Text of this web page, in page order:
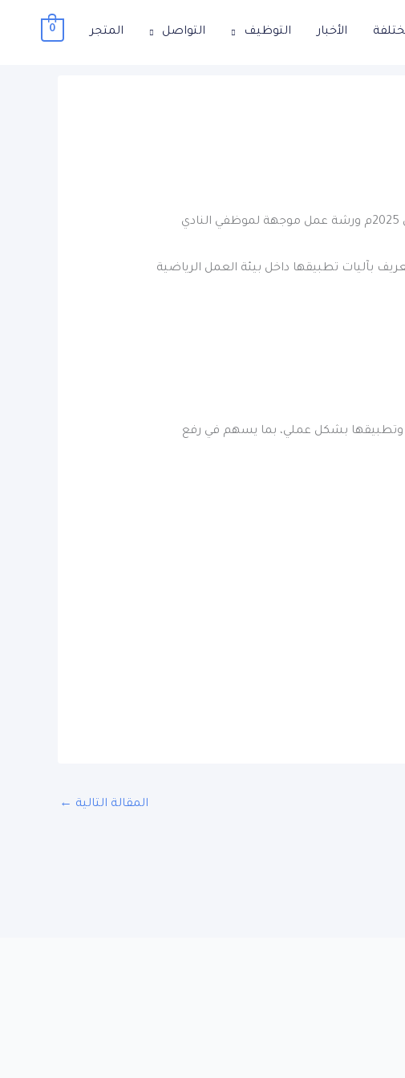
الأخبار التوظيف التواصل المتجر 0
نظمت إدارة الحوكمة والامتثال والمخاطر بنادي الباطن يوم الخميس الموافق 21 أغسطس 2025م ورشة عمل موجهة لموظفي النادي
بآليات تطبيقها داخل بيئة العمل الرياضية
بشكل عملي، بما يسهم في رفع
المقالة التالية ←